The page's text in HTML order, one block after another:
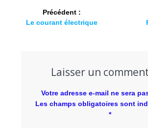
Précédent :
Le courant électrique
Laisser un
Votre adresse e-mail ne sera
Les champs obligatoires sont
*